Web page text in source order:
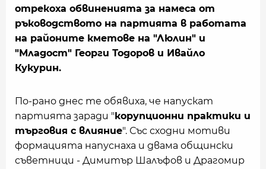
отрекоха обвиненията за намеса от
ръководството на партията в работата
на районите кметове на "Люлин" и
"Младост" Георги Тодоров и Ивайло
Кукурин.
По-рано днес те обявиха, че напускат
партията заради "корупционни практики и
търговия с влияние". Със сходни мотиви
формацията напуснаха и двама общински
съветници - Димитър Шалъфов и Драгомир